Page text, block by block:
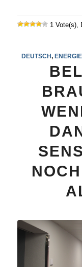
1 Vote(s),
DEUTSCH,